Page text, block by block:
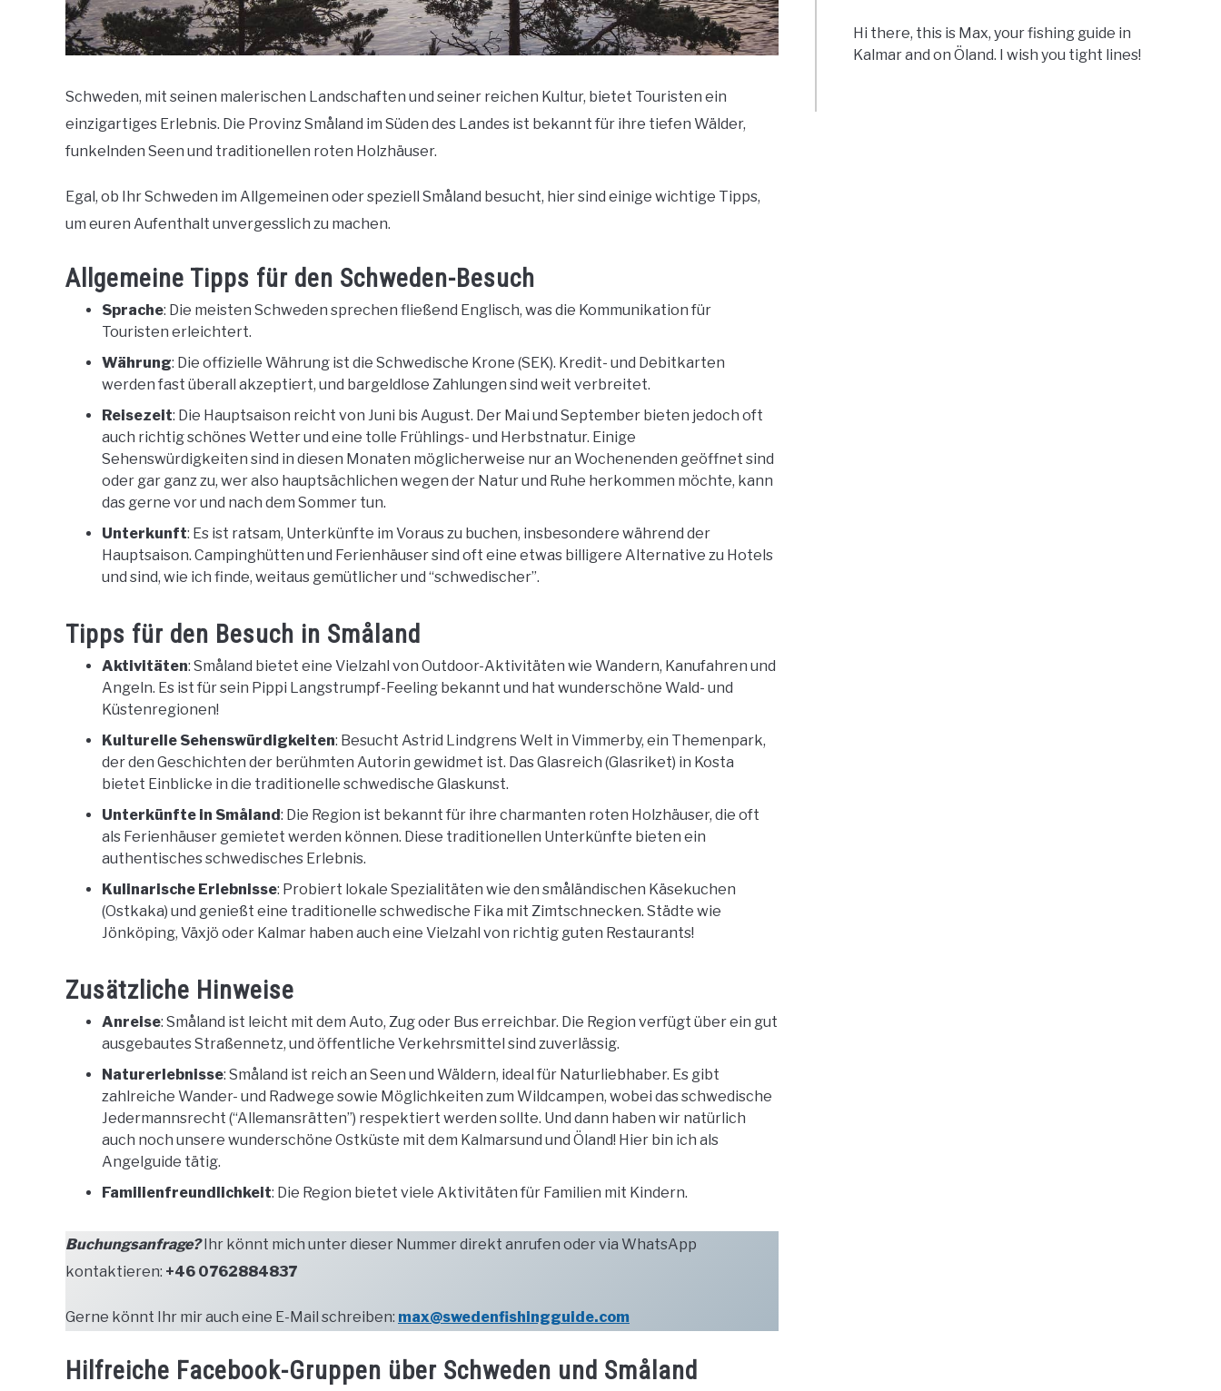
Schweden, mit seinen malerischen Landschaften und seiner reichen Kultur, bietet Touristen ein
einzigartiges Erlebnis. Die Provinz Småland im Süden des Landes ist bekannt für ihre tiefen Wälder,
funkelnden Seen und traditionellen roten Holzhäuser.
Egal, ob Ihr Schweden im Allgemeinen oder speziell Småland besucht, hier sind einige wichtige Tipps,
um euren Aufenthalt unvergesslich zu machen.
Allgemeine Tipps für den Schweden-Besuch
Sprache: Die meisten Schweden sprechen fließend Englisch, was die Kommunikation für
Touristen erleichtert.
Währung: Die offizielle Währung ist die Schwedische Krone (SEK). Kredit- und Debitkarten
werden fast überall akzeptiert, und bargeldlose Zahlungen sind weit verbreitet.
Reisezeit: Die Hauptsaison reicht von Juni bis August. Der Mai und September bieten jedoch oft
auch richtig schönes Wetter und eine tolle Frühlings- und Herbstnatur. Einige
Sehenswürdigkeiten sind in diesen Monaten möglicherweise nur an Wochenenden geöffnet sind
oder gar ganz zu, wer also hauptsächlichen wegen der Natur und Ruhe herkommen möchte, kann
das gerne vor und nach dem Sommer tun.
Unterkunft: Es ist ratsam, Unterkünfte im Voraus zu buchen, insbesondere während der
Hauptsaison. Campinghütten und Ferienhäuser sind oft eine etwas billigere Alternative zu Hotels
und sind, wie ich finde, weitaus gemütlicher und “schwedischer”.
Tipps für den Besuch in Småland
Aktivitäten: Småland bietet eine Vielzahl von Outdoor-Aktivitäten wie Wandern, Kanufahren und
Angeln. Es ist für sein Pippi Langstrumpf-Feeling bekannt und hat wunderschöne Wald- und
Küstenregionen!
Kulturelle Sehenswürdigkeiten: Besucht Astrid Lindgrens Welt in Vimmerby, ein Themenpark,
der den Geschichten der berühmten Autorin gewidmet ist. Das Glasreich (Glasriket) in Kosta
bietet Einblicke in die traditionelle schwedische Glaskunst.
Unterkünfte in Småland: Die Region ist bekannt für ihre charmanten roten Holzhäuser, die oft
als Ferienhäuser gemietet werden können. Diese traditionellen Unterkünfte bieten ein
authentisches schwedisches Erlebnis.
Kulinarische Erlebnisse: Probiert lokale Spezialitäten wie den småländischen Käsekuchen
(Ostkaka) und genießt eine traditionelle schwedische Fika mit Zimtschnecken. Städte wie
Jönköping, Växjö oder Kalmar haben auch eine Vielzahl von richtig guten Restaurants!
Zusätzliche Hinweise
Anreise: Småland ist leicht mit dem Auto, Zug oder Bus erreichbar. Die Region verfügt über ein gut
ausgebautes Straßennetz, und öffentliche Verkehrsmittel sind zuverlässig.
Naturerlebnisse: Småland ist reich an Seen und Wäldern, ideal für Naturliebhaber. Es gibt
zahlreiche Wander- und Radwege sowie Möglichkeiten zum Wildcampen, wobei das schwedische
Jedermannsrecht (“Allemansrätten”) respektiert werden sollte. Und dann haben wir natürlich
auch noch unsere wunderschöne Ostküste mit dem Kalmarsund und Öland! Hier bin ich als
Angelguide tätig.
Familienfreundlichkeit: Die Region bietet viele Aktivitäten für Familien mit Kindern.
Buchungsanfrage?Ihr könnt mich unter dieser Nummer direkt anrufen oder via WhatsApp
kontaktieren: +46 0762884837
Gerne könnt Ihr mir auch eine E-Mail schreiben: max@swedenfishingguide.com
Hilfreiche Facebook-Gruppen über Schweden und Småland
Hi there, this is Max, your fishing guide in
Kalmar and on Öland. I wish you tight lines!